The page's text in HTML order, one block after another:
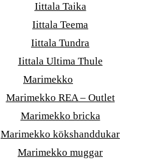
Iittala Taika
Iittala Teema
Iittala Tundra
Iittala Ultima Thule
Marimekko
Marimekko REA – Outlet
Marimekko bricka
Marimekko kökshanddukar
Marimekko muggar